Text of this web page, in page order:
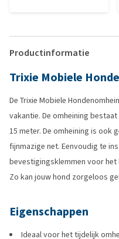
Productinformatie
Trixie Mobiele
De Trixie Mobiele
vakantie. De omheining
15 meter. De omheining is ook
fijnmazige net. Eenvoudig te
bevestigingsklemmen voor het
Zo kan jouw hond zorgeloos
Eigenschappen
Ideaal voor het tijdelijk